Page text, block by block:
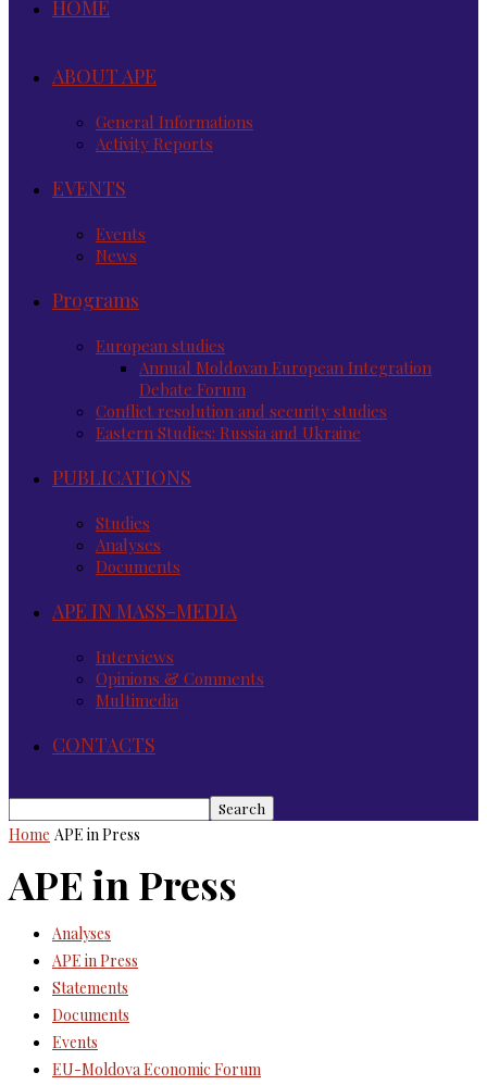
HOME
ABOUT APE
General Informations
Activity Reports
EVENTS
Events
News
Programs
European studies
Annual Moldovan European Integration
Debate Forum
Conflict resolution and security studies
Eastern Studies: Russia and Ukraine
PUBLICATIONS
Studies
Analyses
Documents
APE IN MASS-MEDIA
Interviews
Opinions & Comments
Multimedia
CONTACTS
Home APE in Press
APE in Press
Analyses
APE in Press
Statements
Documents
Events
EU-Moldova Economic Forum